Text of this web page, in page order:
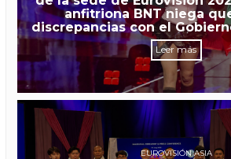
anfitriona BNT niega
discrepancias con el
Leer más
EUROVISIÓN ASIA